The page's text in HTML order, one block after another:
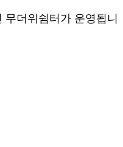
무더위쉼터가 운영됩니